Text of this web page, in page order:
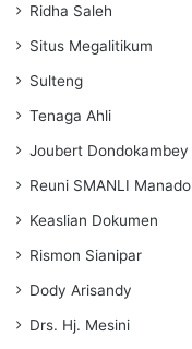
Ridha Saleh
Situs Megalitikum
Sulteng
Tenaga Ahli
Joubert Dondokambey
Reuni SMANLI Manado
Keaslian Dokumen
Rismon Sianipar
Dody Arisandy
Drs. Hj. Mesini